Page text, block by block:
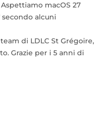
macOS 27
alcuni
di LDLC St Grégoire,
Grazie per i 5 anni di